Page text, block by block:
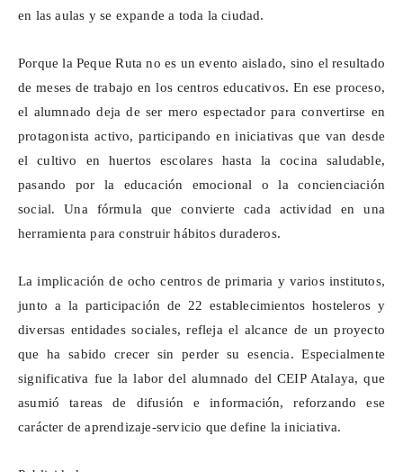
en las aulas y se expande a toda la ciudad.
Porque la Peque Ruta no es un evento aislado, sino el resultado
de meses de trabajo en los centros educativos. En ese proceso,
el alumnado deja de ser mero espectador para convertirse en
protagonista activo, participando en iniciativas que van desde
el cultivo en huertos escolares hasta la cocina saludable,
pasando por la educación emocional o la concienciación
social. Una fórmula que convierte cada actividad en una
herramienta para construir hábitos duraderos.
La implicación de ocho centros de primaria y varios institutos,
junto a la participación de 22 establecimientos hosteleros y
diversas entidades sociales, refleja el alcance de un proyecto
que ha sabido crecer sin perder su esencia. Especialmente
significativa fue la labor del alumnado del CEIP Atalaya, que
asumió tareas de difusión e información, reforzando ese
carácter de aprendizaje-servicio que define la iniciativa.